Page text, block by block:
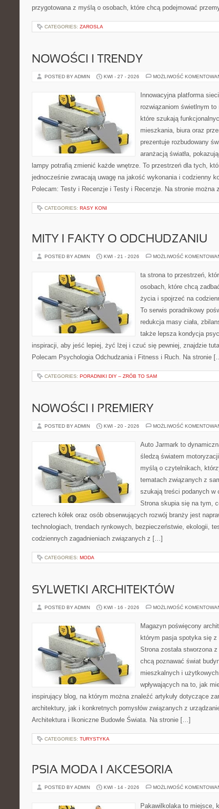
przygotowana z myślą o osobach, które chcą podejmować
CATEGORIES: ZAROSLA
NOWOŚCI I TRENDY
POSTED BY ADMIN KWI - 27 - 2026 MOŻLIWOŚĆ
Innowacyjna platforma
rozwiązaniom świetlnym
które szukają
mieszkania, biura oraz
prezentuje rozbudowany
aranżacją światła,
lampy potrafią zmienić każde wnętrze. To przestrzeń dla tych,
jednocześnie zwracają uwagę na jakość wykonania i codzienny
Polecam: Testy i Recenzje i Testy i Recenzje. Na stronie
CATEGORIES: RASY KONI
MITY I FAKTY O ODCHUDZANIU
POSTED BY ADMIN KWI - 21 - 2026 MOŻLIWOŚĆ
ta strona to przestrzeń,
osobach, które chcą
życia i spojrzeć na
To serwis poradnikowy
redukcja masy ciała,
także lepsza kondycja
inspiracji, aby jeść lepiej, żyć lżej i czuć się pewniej, znajdzie
Polecam Psychologia Odchudzania i Fitness i Ruch. Na stronie
CATEGORIES: PORADNIKI DIY – ZRÓB TO SAM
NOWOŚCI I PREMIERY
POSTED BY ADMIN KWI - 20 - 2026 MOŻLIWOŚĆ
Auto Jarmark to
śledzą światem
myślą o czytelnikach,
tematach związanych z
szukają treści podanych
Strona skupia się na tym,
czterech kółek oraz osób obserwujących rozwój branży jest
technologiach, trendach rynkowych, bezpieczeństwie, ekologii,
codziennych zagadnieniach związanych z […]
CATEGORIES: MODA
SYLWETKI ARCHITEKTÓW
POSTED BY ADMIN KWI - 16 - 2026 MOŻLIWOŚĆ
Magazyn poświęcony
którym pasja spotyka się
Strona została stworzona
chcą poznawać świat
mieszkalnych i
wpływających na to, jak
inspirujący blog, na którym można znaleźć artykuły dotyczące
architektury, jak i konkretnych pomysłów związanych z
Architektura i Ikoniczne Budowle Świata. Na stronie […]
CATEGORIES: TURYSTYKA
PSIA MODA I AKCESORIA
POSTED BY ADMIN KWI - 14 - 2026 MOŻLIWOŚĆ
Pakawilkolaka to miejsce,